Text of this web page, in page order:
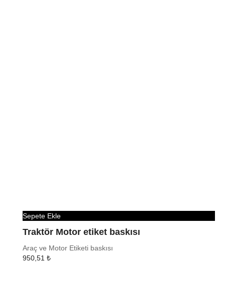
Sepete Ekle
Traktör Motor etiket baskısı
Araç ve Motor Etiketi baskısı
950,51 ₺